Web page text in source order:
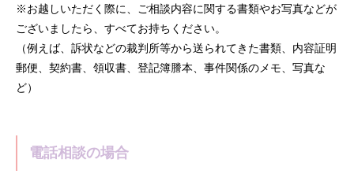
※お越しいただく際に、ご相談内容に関する書類やお写真などが
ございましたら、すべてお持ちください。
（例えば、訴状などの裁判所等から送られてきた書類、内容証明
郵便、契約書、領収書、登記簿謄本、事件関係のメモ、写真な
ど）
電話相談の場合